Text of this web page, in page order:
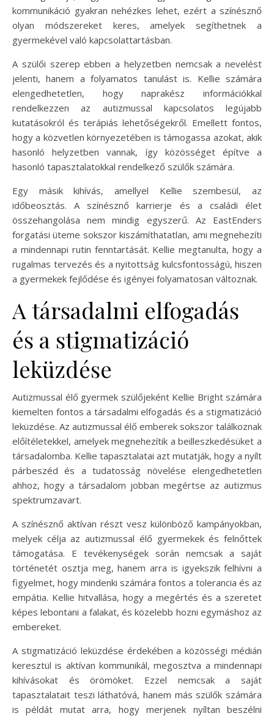
kommunikáció gyakran nehézkes lehet, ezért a színésznő
olyan módszereket keres, amelyek segíthetnek a
gyermekével való kapcsolattartásban.
A szülői szerep ebben a helyzetben nemcsak a nevelést
jelenti, hanem a folyamatos tanulást is. Kellie számára
elengedhetetlen, hogy naprakész információkkal
rendelkezzen az autizmussal kapcsolatos legújabb
kutatásokról és terápiás lehetőségekről. Emellett fontos,
hogy a közvetlen környezetében is támogassa azokat, akik
hasonló helyzetben vannak, így közösséget építve a
hasonló tapasztalatokkal rendelkező szülők számára.
Egy másik kihívás, amellyel Kellie szembesül, az
időbeosztás. A színésznő karrierje és a családi élet
összehangolása nem mindig egyszerű. Az EastEnders
forgatási üteme sokszor kiszámíthatatlan, ami megnehezíti
a mindennapi rutin fenntartását. Kellie megtanulta, hogy a
rugalmas tervezés és a nyitottság kulcsfontosságú, hiszen
a gyermekek fejlődése és igényei folyamatosan változnak.
A társadalmi elfogadás
és a stigmatizáció
leküzdése
Autizmussal élő gyermek szülőjeként Kellie Bright számára
kiemelten fontos a társadalmi elfogadás és a stigmatizáció
leküzdése. Az autizmussal élő emberek sokszor találkoznak
előítéletekkel, amelyek megnehezítik a beilleszkedésüket a
társadalomba. Kellie tapasztalatai azt mutatják, hogy a nyílt
párbeszéd és a tudatosság növelése elengedhetetlen
ahhoz, hogy a társadalom jobban megértse az autizmus
spektrumzavart.
A színésznő aktívan részt vesz különböző kampányokban,
melyek célja az autizmussal élő gyermekek és felnőttek
támogatása. E tevékenységek során nemcsak a saját
történetét osztja meg, hanem arra is igyekszik felhívni a
figyelmet, hogy mindenki számára fontos a tolerancia és az
empátia. Kellie hitvallása, hogy a megértés és a szeretet
képes lebontani a falakat, és közelebb hozni egymáshoz az
embereket.
A stigmatizáció leküzdése érdekében a közösségi médián
keresztül is aktívan kommunikál, megosztva a mindennapi
kihívásokat és örömöket. Ezzel nemcsak a saját
tapasztalatait teszi láthatóvá, hanem más szülők számára
is példát mutat arra, hogy merjenek nyíltan beszélni